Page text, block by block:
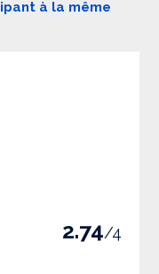
à la même
2.74/4